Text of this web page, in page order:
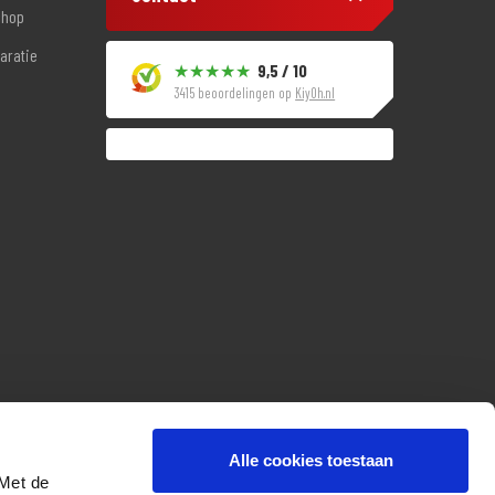
de
Alle cookies toestaan
9,5 / 10
3415 beoordelingen op KiyOh.nl